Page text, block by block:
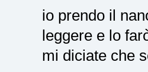
io prendo il
leggere e lo
mi diciate che